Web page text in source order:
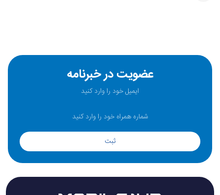
عضویت در خبرنامه
ثبت